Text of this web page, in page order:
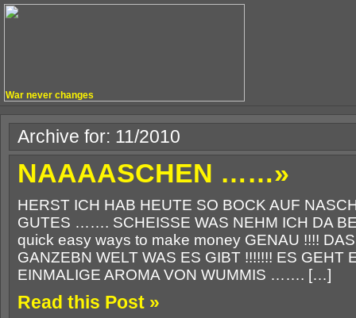
War never changes
Archive for: 11/2010
NAAAASCHEN ……»
HERST ICH HAB HEUTE SO BOCK AUF
GUTES ……. SCHEISSE WAS NEHM ICH DA
quick easy ways to make money GENAU !!!!
GANZEBN WELT WAS ES GIBT !!!!!!! ES GEHT
EINMALIGE AROMA VON WUMMIS ……. […]
Read this Post »